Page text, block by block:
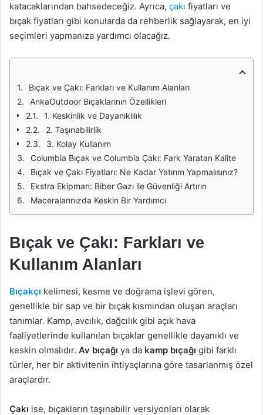
katacaklarından bahsedeceğiz. Ayrıca, çakı fiyatları ve
bıçak fiyatları gibi konularda da rehberlik sağlayarak, en iyi
seçimleri yapmanıza yardımcı olacağız.
Bıçak ve Çakı: Farkları ve Kullanım Alanları
AnkaOutdoor Bıçaklarının Özellikleri
1. Keskinlik ve Dayanıklılık
2. Taşınabilirlik
3. Kolay Kullanım
Columbia Bıçak ve Columbia Çakı: Fark Yaratan Kalite
Bıçak ve Çakı Fiyatları: Ne Kadar Yatırım Yapmalısınız?
Ekstra Ekipman: Biber Gazı ile Güvenliği Artırın
Maceralarınızda Keskin Bir Yardımcı
Bıçak ve Çakı: Farkları ve
Kullanım Alanları
Bıçakçı kelimesi, kesme ve doğrama işlevi gören,
genellikle bir sap ve bir bıçak kısmından oluşan araçları
tanımlar. Kamp, avcılık, dağcılık gibi açık hava
faaliyetlerinde kullanılan bıçaklar genellikle dayanıklı ve
keskin olmalıdır. Av bıçağı ya da kamp bıçağı gibi farklı
türler, her bir aktivitenin ihtiyaçlarına göre tasarlanmış özel
araçlardır.
Çakı ise, bıçakların taşınabilir versiyonları olarak